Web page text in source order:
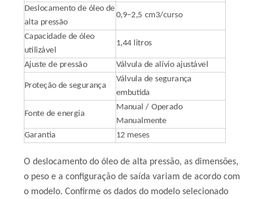
Deslocamento de óleo de
alta pressão
0,9–2,5 cm3/curso
Capacidade de óleo
utilizável
1,44 litros
Ajuste de pressão Válvula de alívio ajustável
Proteção de segurança
Válvula de segurança
embutida
Fonte de energia
Manual / Operado
Manualmente
Garantia
12 meses
O deslocamento do óleo de alta pressão, as dimensões,
o peso e a configuração de saída variam de acordo com
o modelo. Confirme os dados do modelo selecionado